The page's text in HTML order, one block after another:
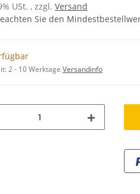
USt. , zzgl. Versand
Sie den
2 - 10 Werktage Versandinfo